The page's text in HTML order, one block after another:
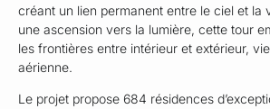
créant un lien permanent entre le ciel et la
une ascension vers la lumière, cette tour
les frontières entre intérieur et extérieur,
aérienne.
Le projet propose 684 résidences